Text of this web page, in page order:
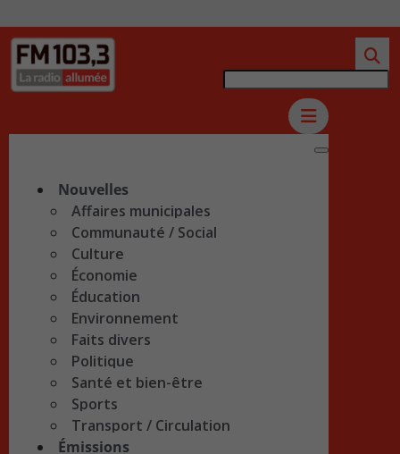
Nouvelles
Affaires municipales
Communauté / Social
Culture
Économie
Éducation
Environnement
Faits divers
Politique
Santé et bien-être
Sports
Transport / Circulation
Émissions